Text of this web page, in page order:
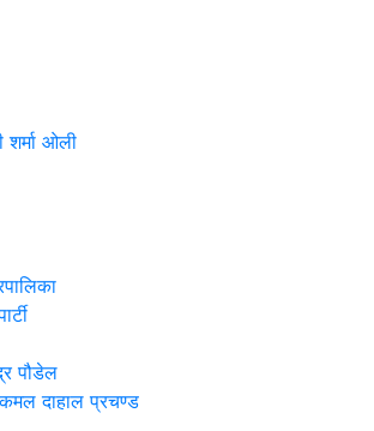
शर्मा ओली
पौडेल
दाहाल प्रचण्ड